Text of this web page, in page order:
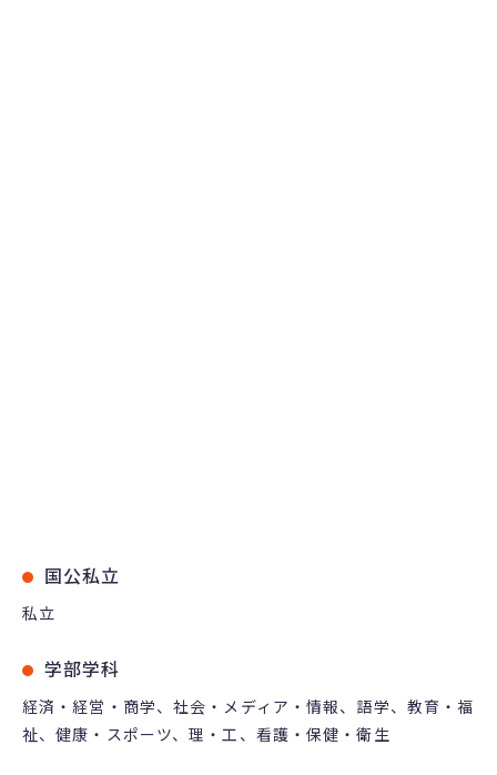
国公私立
私立
学部学科
経済・経営・商学、社会・メディア・情報、語学、教育・福
祉、健康・スポーツ、理・工、看護・保健・衛生